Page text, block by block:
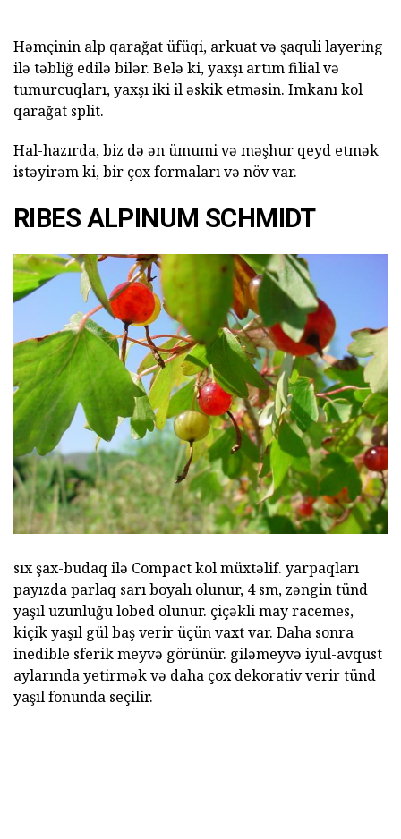
Həmçinin alp qarağat üfüqi, arkuat və şaquli layering
ilə təbliğ edilə bilər. Belə ki, yaxşı artım filial və
tumurcuqları, yaxşı iki il əskik etməsin. Imkanı kol
qarağat split.
Hal-hazırda, biz də ən ümumi və məşhur qeyd etmək
istəyirəm ki, bir çox formaları və növ var.
RIBES ALPINUM SCHMIDT
sıx şax-budaq ilə Compact kol müxtəlif. yarpaqları
payızda parlaq sarı boyalı olunur, 4 sm, zəngin tünd
yaşıl uzunluğu lobed olunur. çiçəkli may racemes,
kiçik yaşıl gül baş verir üçün vaxt var. Daha sonra
inedible sferik meyvə görünür. giləmeyvə iyul-avqust
aylarında yetirmək və daha çox dekorativ verir tünd
yaşıl fonunda seçilir.